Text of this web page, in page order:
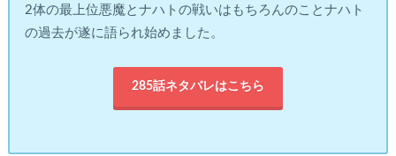
2体の最上位悪魔とナハトの戦いはもちろんのことナハト
の過去が遂に語られ始めました。
285話ネタバレはこちら